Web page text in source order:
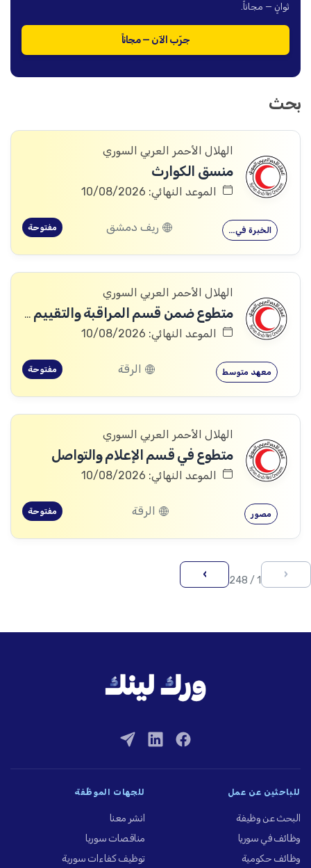
ثوانٍ — مجاناً.
جرّب الآن — مجاناً
بحث
الهلال الأحمر العربي السوري
منسق الكوارث
الموعد النهائي: 10/08/2026
الخبرة في… ريف دمشق مفتوحة
الهلال الأحمر العربي السوري
متطوع ضمن قسم المراقبة والتقييم والتعلم (MEAL)
الموعد النهائي: 10/08/2026
معهد متوسط الرقة مفتوحة
الهلال الأحمر العربي السوري
متطوع في قسم الإعلام والتواصل
الموعد النهائي: 10/08/2026
مصور الرقة مفتوحة
‹
1 / 248
›
للباحثين عن عمل
البحث عن وظيفة
وظائف في سوريا
وظائف حكومية
للجهات الموظِّفة
انشر معنا
مناقصات سوريا
توظيف كفاءات سورية